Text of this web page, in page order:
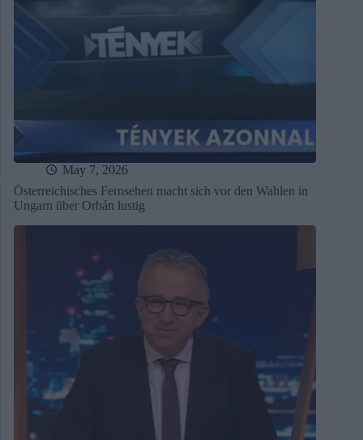
May 7, 2026
Österreichisches Fernsehen macht sich vor den Wahlen in
Ungarn über Orbán lustig